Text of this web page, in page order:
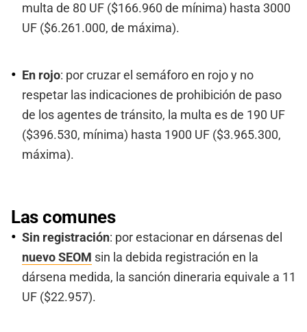
multa de 80 UF ($166.960 de mínima) hasta 3000
UF ($6.261.000, de máxima).
En rojo: por cruzar el semáforo en rojo y no
respetar las indicaciones de prohibición de paso
de los agentes de tránsito, la multa es de 190 UF
($396.530, mínima) hasta 1900 UF ($3.965.300,
máxima).
Las comunes
Sin registración: por estacionar en dársenas del
nuevo SEOM sin la debida registración en la
dársena medida, la sanción dineraria equivale a 11
UF ($22.957).